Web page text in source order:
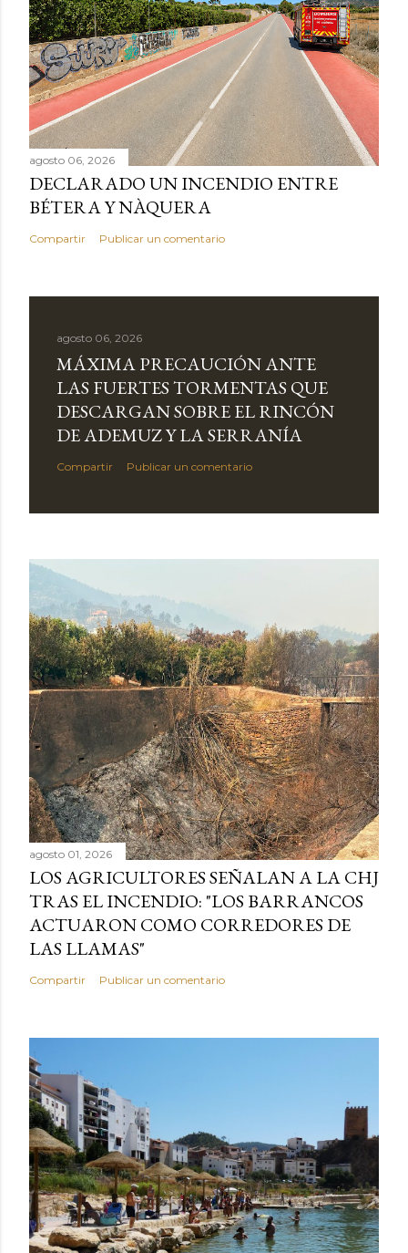
agosto 06, 2026
DECLARADO UN INCENDIO ENTRE
BÉTERA Y NÀQUERA
Compartir Publicar un comentario
agosto 06, 2026
MÁXIMA PRECAUCIÓN ANTE
LAS FUERTES TORMENTAS QUE
DESCARGAN SOBRE EL RINCÓN
DE ADEMUZ Y LA SERRANÍA
Compartir Publicar un comentario
agosto 01, 2026
LOS AGRICULTORES SEÑALAN A LA CHJ
TRAS EL INCENDIO: "LOS BARRANCOS
ACTUARON COMO CORREDORES DE
LAS LLAMAS"
Compartir Publicar un comentario